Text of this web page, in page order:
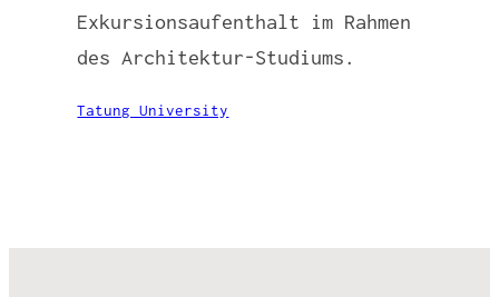
Exkursionsaufenthalt im Rahmen
des Architektur-Studiums.
Tatung University